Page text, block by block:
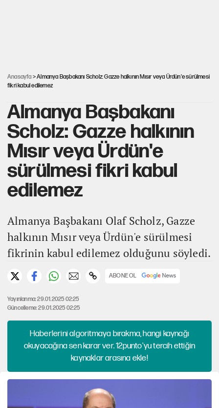
Anasayfa > Almanya Başbakanı Scholz: Gazze halkının Mısır veya Ürdün'e sürülmesi
fikri kabul edilemez
Almanya Başbakanı
Scholz: Gazze halkının
Mısır veya Ürdün'e
sürülmesi fikri kabul
edilemez
Almanya Başbakanı Olaf Scholz, Gazze
halkının Mısır veya Ürdün'e sürülmesi
fikrinin kabul edilemez olduğunu söyledi.
ABONE OL
Yayınlanma: 29.01.2025 02:25
Güncelleme: 29.01.2025 02:25
Haberlerini algoritmaya bırakma, hangi kaynağı
okuyacağına sen karar ver. 12punto'yu tercih ettiğin
kaynaklar arasına ekle!